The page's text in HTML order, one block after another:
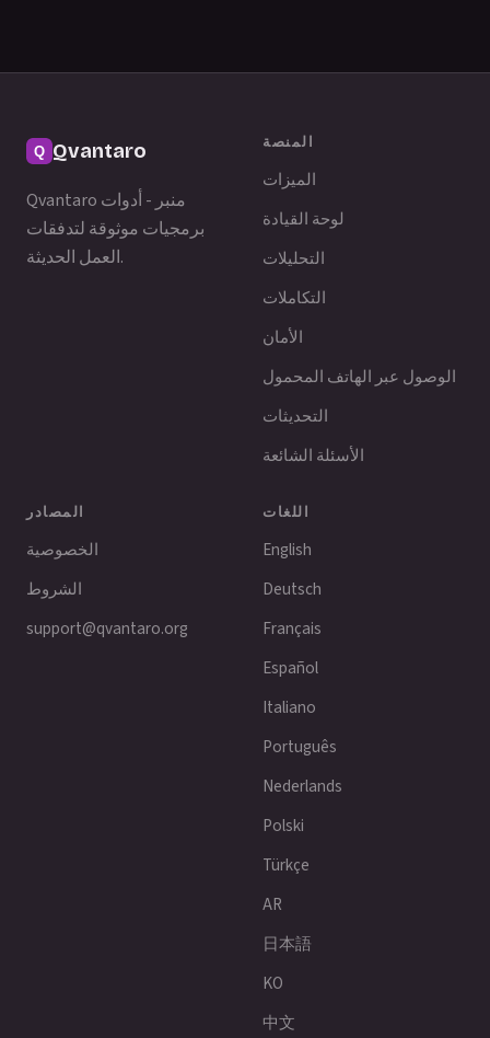
Qvantaro
Qvantaro منبر - أدوات
برمجيات موثوقة لتدفقات
العمل الحديثة.
المنصة
الميزات
لوحة القيادة
التحليلات
التكاملات
الأمان
الوصول عبر الهاتف المحمول
التحديثات
الأسئلة الشائعة
المصادر
الخصوصية
الشروط
support@qvantaro.org
اللغات
English
Deutsch
Français
Español
Italiano
Português
Nederlands
Polski
Türkçe
AR
日本語
KO
中文